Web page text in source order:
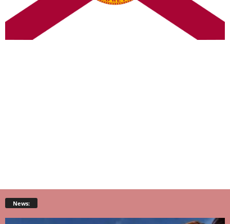
News: